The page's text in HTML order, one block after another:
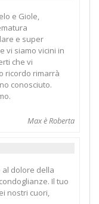
e Giole,
e super
vi siamo vicini in
che vi
ricordo rimarrà
conosciuto.
Max è Roberta
al dolore della
Il tuo
nostri cuori,